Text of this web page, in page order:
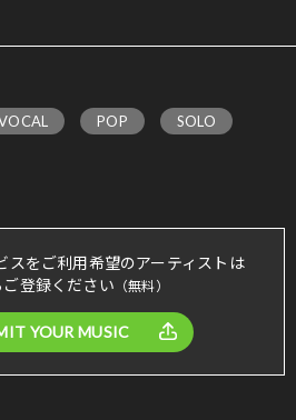
POP SOLO
スをご利用希望のアーティストは
登録ください （無料）
YOUR MUSIC